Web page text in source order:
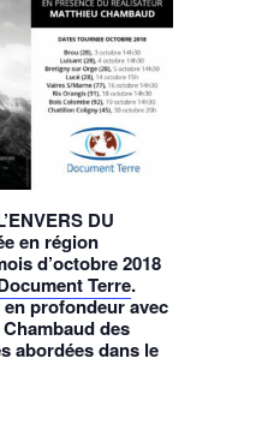
DU
en région
d’octobre 2018
Terre.
en profondeur avec
des
abordées dans le